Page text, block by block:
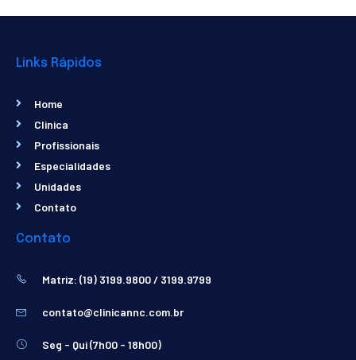
Links Rápidos
Home
Clinica
Profissionais
Especialidades
Unidades
Contato
Contato
Matriz: (19) 3199.9800 / 3199.9799
contato@clinicannc.com.br
Seg - Qui (7h00 - 18h00)